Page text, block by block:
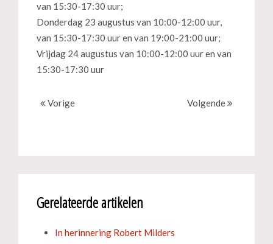
van 15:30-17:30 uur;
Donderdag 23 augustus van 10:00-12:00 uur,
van 15:30-17:30 uur en van 19:00-21:00 uur;
Vrijdag 24 augustus van 10:00-12:00 uur en van
15:30-17:30 uur
Vorige Volgende
Gerelateerde artikelen
In herinnering Robert Milders